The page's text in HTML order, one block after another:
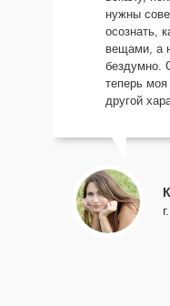
нужны
осознать,
вещами, а
бездумно.
теперь
другой